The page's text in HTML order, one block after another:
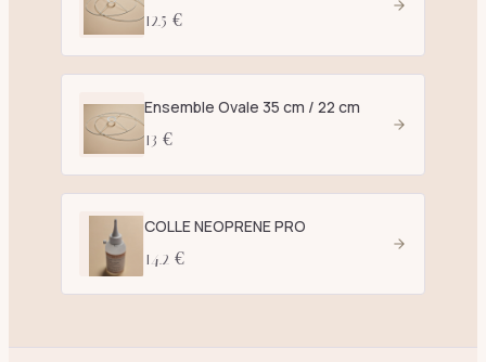
12.5 €
Ensemble Ovale 35 cm / 22 cm
13 €
COLLE NEOPRENE PRO
14.2 €